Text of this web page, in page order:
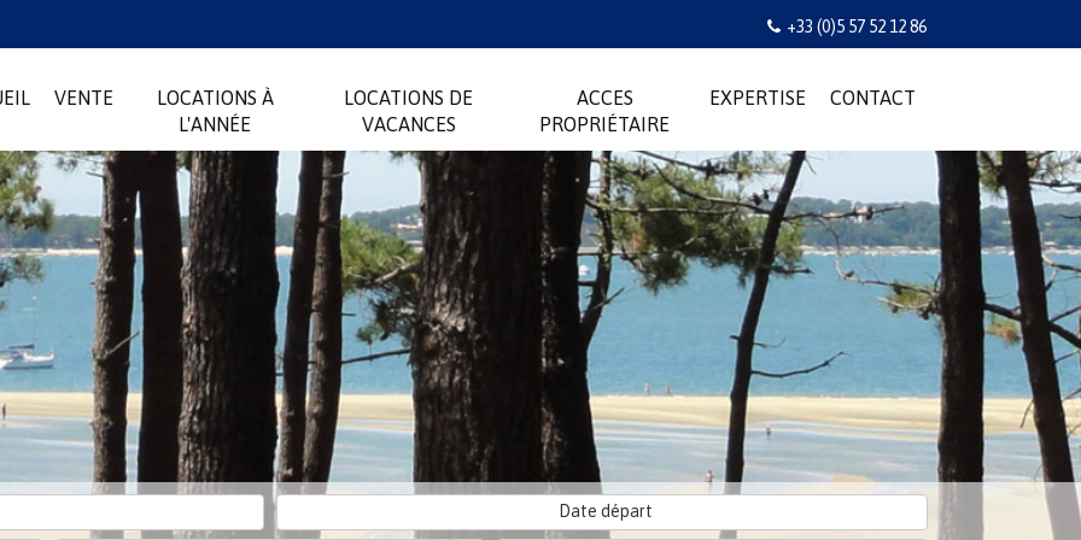
+33 (0)5 57 52 12 86
VENTE
LOCATIONS À
L'ANNÉE
LOCATIONS DE
VACANCES
ACCES
PROPRIÉTAIRE
EXPERTISE CONTACT